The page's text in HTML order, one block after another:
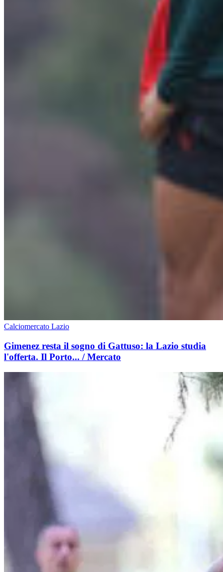
Calciomercato Lazio
Gimenez resta il sogno di Gattuso: la Lazio studia
l'offerta. Il Porto... / Mercato